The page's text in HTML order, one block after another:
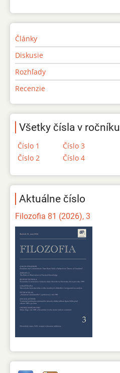
Články
Diskusie
Rozhľady
Recenzie
Všetky čísla v ročníku
Číslo 1
Číslo 2
Číslo 3
Číslo 4
Aktuálne číslo
Filozofia 81 (2026), 3